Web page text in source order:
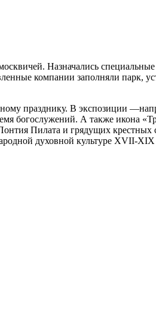
Назначались
компании заполняли парк,
празднику. В экспозиции
богослужений. А также икона
Пилата и грядущих крестных
духовной культуре XVII-XIX